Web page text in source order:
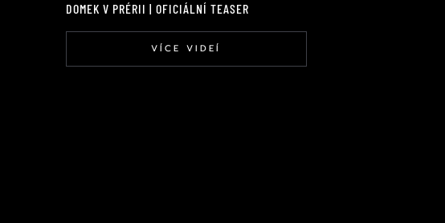
DOMEK V PRÉRII | OFICIÁLNÍ TEASER
VÍCE VIDEÍ